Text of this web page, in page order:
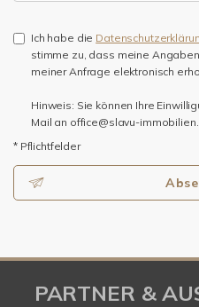
Ich habe die
stimme zu, dass meine
meiner Anfrage elektronisch
Hinweis: Sie können Ihre
Mail an office@slavu-
* Pflichtfelder
PARTNER &